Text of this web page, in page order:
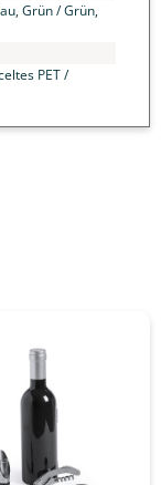
Grün / Grün,
PET /